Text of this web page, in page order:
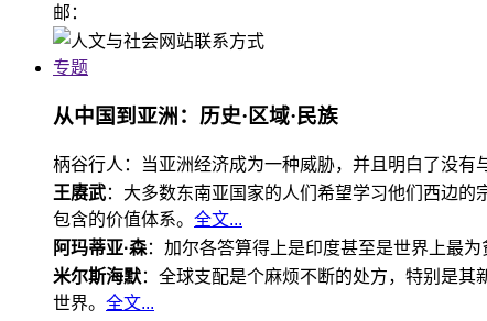
邮：
专题
从中国到亚洲：历史·区域·民族
柄谷行人：当亚洲经济成为一种威胁，并且明白了没有
王赓武：大多数东南亚国家的人们希望学习他们西边
包含的价值体系。 全文...
阿玛蒂亚·森：加尔各答算得上是印度甚至是世界上最
米尔斯海默：全球支配是个麻烦不断的处方，特别是
世界。 全文...